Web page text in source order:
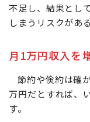
不足し、結果とし
しまうリスクがあ
月1万円収入を
節約や倹約は確
万円だとすれば、
す。